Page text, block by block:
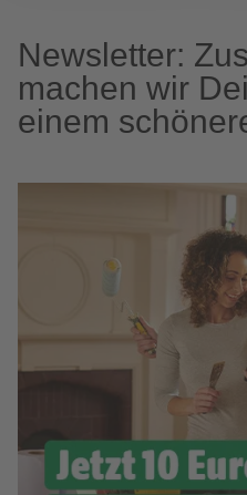
Newsletter:
machen wir
einem